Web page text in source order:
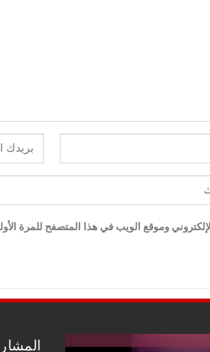
وموقع الويب في هذا المتصفح للمرة